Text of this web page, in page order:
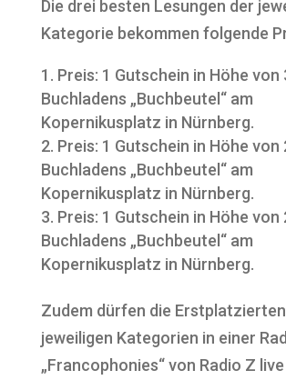
Die drei besten Lesungen der
Kategorie bekommen folgende
Preis: 1 Gutschein in Höhe von
Buchladens „Buchbeutel“ am
Kopernikusplatz in Nürnberg.
Preis: 1 Gutschein in Höhe von
Buchladens „Buchbeutel“ am
Kopernikusplatz in Nürnberg.
Preis: 1 Gutschein in Höhe von
Buchladens „Buchbeutel“ am
Kopernikusplatz in Nürnberg.
Zudem dürfen die
jeweiligen Kategorien in einer
„Francophonies“ von Radio Z